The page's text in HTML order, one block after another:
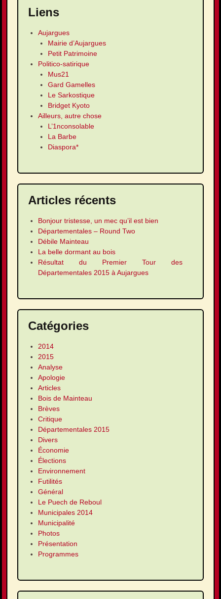
Liens
Aujargues
Mairie d’Aujargues
Petit Patrimoine
Politico-satirique
Mus21
Gard Gamelles
Le Sarkostique
Bridget Kyoto
Ailleurs, autre chose
L’1nconsolable
La Barbe
Diaspora*
Articles récents
Bonjour tristesse, un mec qu’il est bien
Départementales – Round Two
Débile Mainteau
La belle dormant au bois
Résultat du Premier Tour des
Départementales 2015 à Aujargues
Catégories
2014
2015
Analyse
Apologie
Articles
Bois de Mainteau
Brèves
Critique
Départementales 2015
Divers
Économie
Élections
Environnement
Futilités
Général
Le Puech de Reboul
Municipales 2014
Municipalité
Photos
Présentation
Programmes